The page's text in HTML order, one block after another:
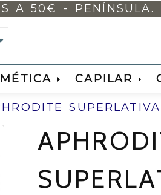
A 50€ -
CAPILAR
SUPERLATIVA